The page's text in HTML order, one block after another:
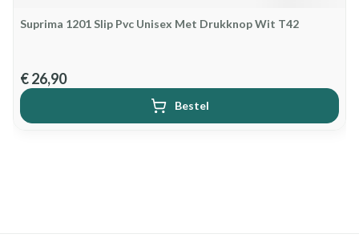
Suprima 1201 Slip Pvc Unisex Met Drukknop Wit T42
€ 26,90
Bestel